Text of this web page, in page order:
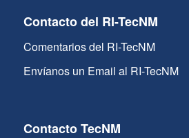
Contacto del RI-TecNM
Comentarios del RI-TecNM
Envíanos un Email al RI-TecNM
Contacto TecNM